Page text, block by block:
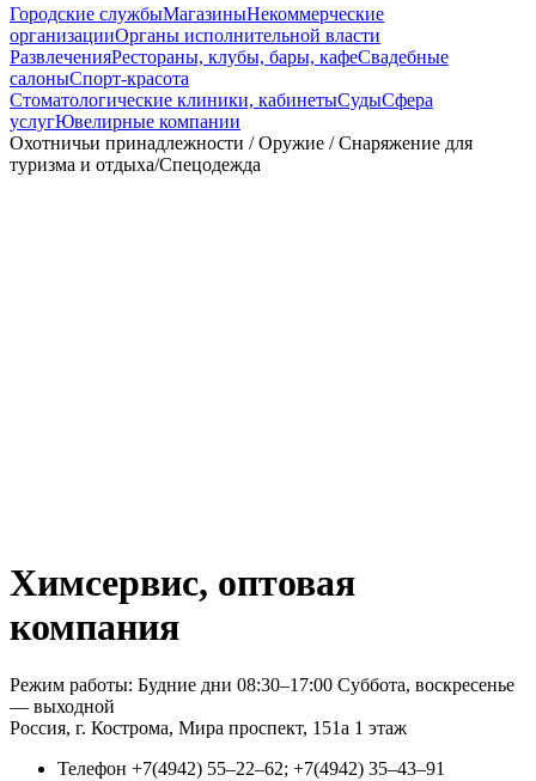
Городские службыМагазиныНекоммерческие
организацииОрганы исполнительной власти
РазвлеченияРестораны, клубы, бары, кафеСвадебные
салоныСпорт-красота
Стоматологические клиники, кабинетыСудыСфера
услугЮвелирные компании
Охотничьи принадлежности / Оружие / Снаряжение для
туризма и отдыха/Спецодежда
Химсервис, оптовая
компания
Режим работы: Будние дни 08:30–17:00 Суббота, воскресенье
— выходной
Россия, г. Кострома, Мира проспект, 151а 1 этаж
Телефон +7(4942) 55‒22‒62; +7(4942) 35‒43‒91